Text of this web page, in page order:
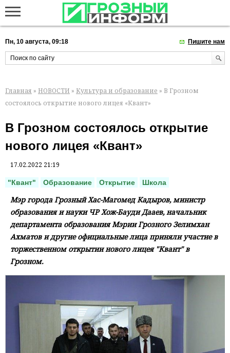
Пн, 10 августа, 09:18 Пишите нам
Главная » НОВОСТИ » Культура и образование » В Грозном
состоялось открытие нового лицея «Квант»
В Грозном состоялось открытие
нового лицея «Квант»
17.02.2022 21:19
"Квант" Образование Открытие Школа
Мэр города Грозный Хас-Магомед Кадыров, министр
образования и науки ЧР Хож-Бауди Дааев, начальник
департамента образования Мэрии Грозного Зелимхан
Ахматов и другие официальные лица приняли участие в
торжественном открытии нового лицея "Квант" в
Грозном.